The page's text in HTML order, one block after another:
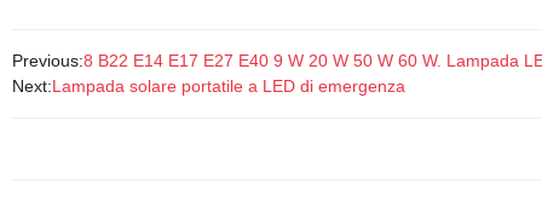
Previous:8 B22 E14 E17 E27 E40 9 W 20 W 50 W 60 W. Lampada
Next:Lampada solare portatile a LED di emergenza